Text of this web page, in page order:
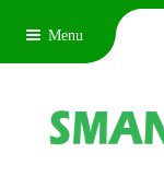
Menu